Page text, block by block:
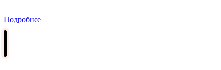
Подробнее